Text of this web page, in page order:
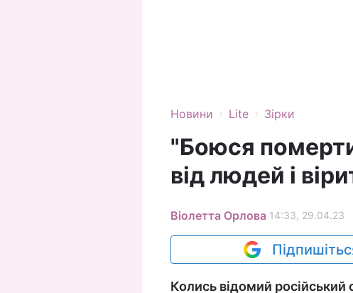
Новини › Lite › Зірки
"Боюся
від людей і
Віолетта Орлова 14:33, 29.04.23
Колись відомий російський